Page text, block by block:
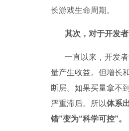
长游戏生命周期。
其次，对于开发
一直以来，开发
量产生收益。但增长
断层。如果买量拿不
严重滞后。所以体系
错”变为“科学可控”。